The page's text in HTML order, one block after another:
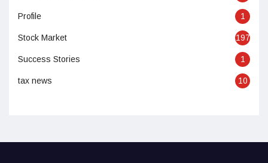
Profile 1
Stock Market 197
Success Stories 1
tax news 10